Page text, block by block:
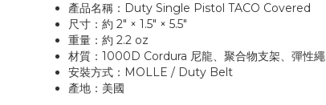
產品名稱：Duty Single Pistol TACO Covered
尺寸：約 2" × 1.5" × 5.5"
重量：約 2.2 oz
材質：1000D Cordura 尼龍、聚合物支架、彈性繩
安裝方式：MOLLE / Duty Belt
產地：美國